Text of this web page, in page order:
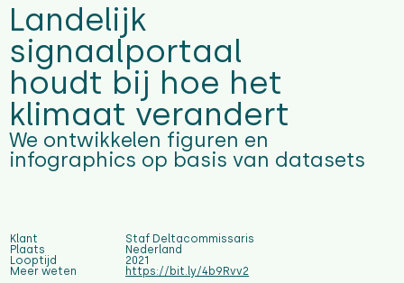
Landelijk
signaalportaal
houdt bij hoe het
klimaat verandert
We ontwikkelen figuren en
infographics op basis van datasets
Klant
Plaats
Looptijd
Meer weten
Staf Deltacommissaris
Nederland
2021
https://bit.ly/4b9Rvv2